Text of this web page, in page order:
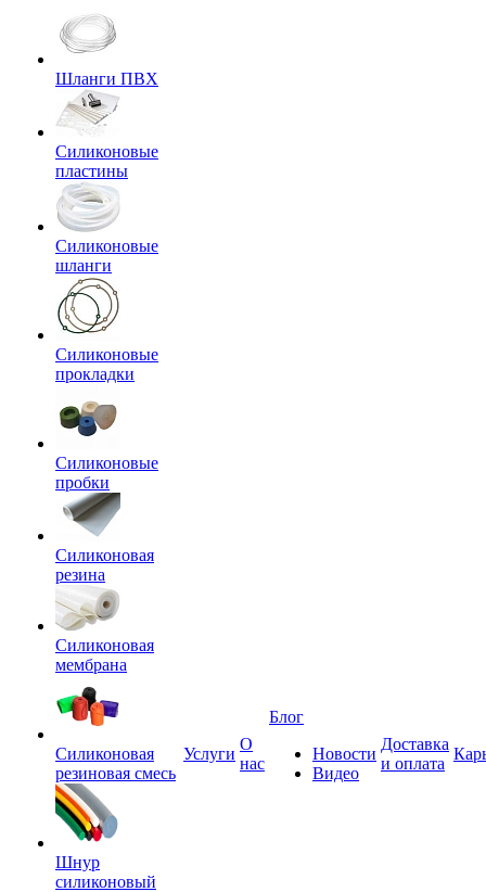
Шланги ПВХ
Силиконовые
пластины
Силиконовые
шланги
Силиконовые
прокладки
Силиконовые
пробки
Силиконовая
резина
Силиконовая
мембрана
Силиконовая
резиновая смесь
Шнур
силиконовый
Услуги
О
нас
Блог
Новости
Видео
Доставка
и оплата